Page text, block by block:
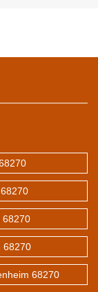
68270
68270
68270